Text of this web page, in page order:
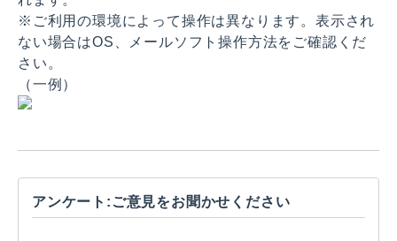
※ご利用の環境によって操作は異なります。表示され
ない場合はOS、メールソフト操作方法をご確認くだ
さい。
（一例）
アンケート:ご意見をお聞かせください